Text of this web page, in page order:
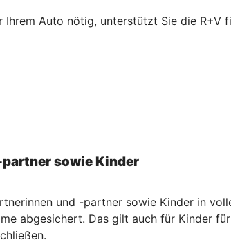
Auto nötig, unterstützt Sie die R+V
sowie Kinder
und -partner sowie Kinder in
abgesichert. Das gilt auch für Kinder